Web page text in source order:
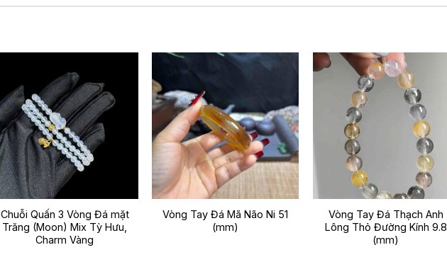
Chuỗi Quấn 3 Vòng Đá mặt
Trăng (Moon) Mix Tỳ Hưu,
Charm Vàng
Vòng Tay Đá Mã Não Ni 51
(mm)
Vòng Tay Đá Thạch Anh
Lông Thỏ Đường Kính 9.8
(mm)